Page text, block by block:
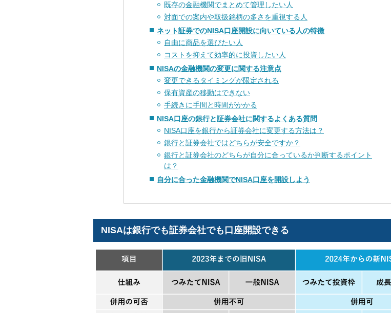
既存の金融機関でまとめて管理したい人
対面での案内や取扱銘柄の多さを重視する人
ネット証券でのNISA口座開設に向いている人の特徴
自由に商品を選びたい人
コストを抑えて効率的に投資したい人
NISAの金融機関の変更に関する注意点
変更できるタイミングが限定される
保有資産の移動はできない
手続きに手間と時間がかかる
NISA口座の銀行と証券会社に関するよくある質問
NISA口座を銀行から証券会社に変更する方法は？
銀行と証券会社ではどちらが安全ですか？
銀行と証券会社のどちらが自分に合っているか判断するポイント
は？
自分に合った金融機関でNISA口座を開設しよう
NISAは銀行でも証券会社でも口座開設できる